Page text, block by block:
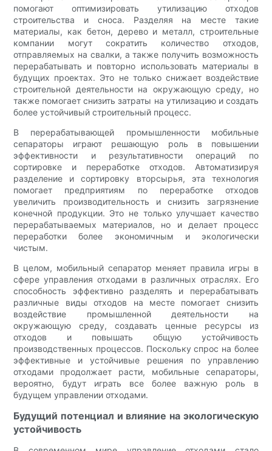
помогают оптимизировать утилизацию отходов
строительства и сноса. Разделяя на месте такие
материалы, как бетон, дерево и металл, строительные
компании могут сократить количество отходов,
отправляемых на свалки, а также получить возможность
перерабатывать и повторно использовать материалы в
будущих проектах. Это не только снижает воздействие
строительной деятельности на окружающую среду, но
также помогает снизить затраты на утилизацию и создать
более устойчивый строительный процесс.
В перерабатывающей промышленности мобильные
сепараторы играют решающую роль в повышении
эффективности и результативности операций по
сортировке и переработке отходов. Автоматизируя
разделение и сортировку вторсырья, эта технология
помогает предприятиям по переработке отходов
увеличить производительность и снизить загрязнение
конечной продукции. Это не только улучшает качество
перерабатываемых материалов, но и делает процесс
переработки более экономичным и экологически
чистым.
В целом, мобильный сепаратор меняет правила игры в
сфере управления отходами в различных отраслях. Его
способность эффективно разделять и перерабатывать
различные виды отходов на месте помогает снизить
воздействие промышленной деятельности на
окружающую среду, создавать ценные ресурсы из
отходов и повышать общую устойчивость
производственных процессов. Поскольку спрос на более
эффективные и устойчивые решения по управлению
отходами продолжает расти, мобильные сепараторы,
вероятно, будут играть все более важную роль в
будущем управлении отходами.
Будущий потенциал и влияние на экологическую
устойчивость